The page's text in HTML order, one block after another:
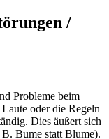
/
Probleme beim
oder die Regeln
Dies äußert sich
Bume statt Blume).